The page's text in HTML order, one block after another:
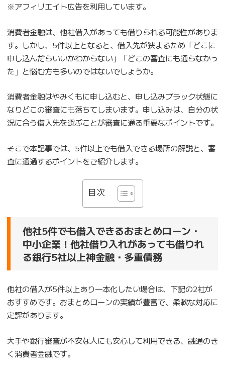
※アフィリエイト広告を利用しています。
消費者金融は、他社借入があっても借りられる可能性がありま
す。しかし、5件以上となると、借入先が狭まるため「どこに
申し込んだらいいかわからない」「どこの審査にも通らなかっ
た」と悩む方も多いのではないでしょうか。
消費者金融はやみくもに申し込むと、申し込みブラック状態に
なりどこの審査にも落ちてしまいます。申し込みは、自分の状
況に合う借入先を選ぶことが審査に通る重要なポイントです。
そこで本記事では、5件以上でも借入できる場所の解説と、審
査に通過するポイントをご紹介します。
目次
他社5件でも借入できるおまとめローン・
中小企業！他社借り入れがあっても借りれ
る銀行5社以上神金融・多重債務
他社の借入が5件以上あり一本化したい場合は、下記の2社が
おすすめです。おまとめローンの実績が豊富で、柔軟な対応に
定評があります。
大手や銀行審査が不安な人にも安心して利用できる、融通のき
く消費者金融です。